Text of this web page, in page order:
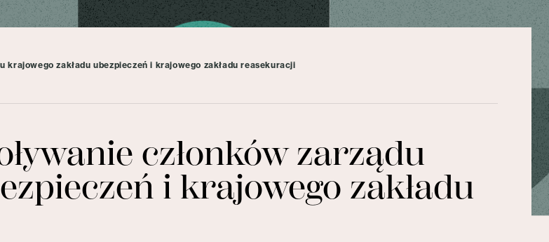
krajowego zakładu ubezpieczeń i krajowego zakładu reasekuracji
członków zarządu
i krajowego zakładu